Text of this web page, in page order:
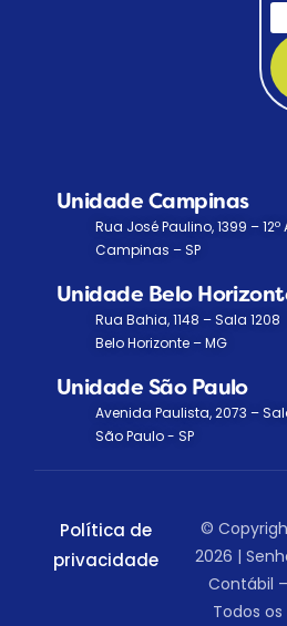
Unidade Campinas
Rua José Paulino, 1399 –
Campinas – SP
Unidade Belo
Rua Bahia, 1148 – Sala 1208
Belo Horizonte – MG
Unidade São Paulo
Avenida Paulista, 2073 –
São Paulo - SP
Política de
privacidade
©
2026 |
Contábil –
Todos os